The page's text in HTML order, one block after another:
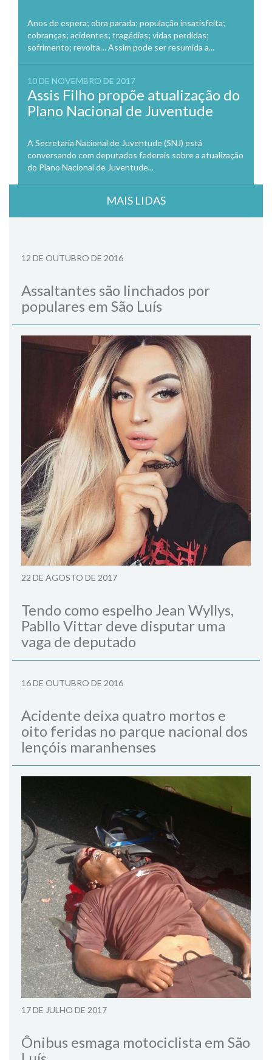
Anos de espera; obra parada; população insatisfeita;
cobranças; acidentes; tragédias; vidas perdidas;
sofrimento; revolta… Assim pode ser resumida a...
10 DE NOVEMBRO DE 2017
Assis Filho propõe atualização do
Plano Nacional de Juventude
A Secretaria Nacional de Juventude (SNJ) está
conversando com deputados federais sobre a atualização
do Plano Nacional de Juventude...
MAIS LIDAS
12 DE OUTUBRO DE 2016
Assaltantes são linchados por
populares em São Luís
22 DE AGOSTO DE 2017
Tendo como espelho Jean Wyllys,
Pabllo Vittar deve disputar uma
vaga de deputado
16 DE OUTUBRO DE 2016
Acidente deixa quatro mortos e
oito feridas no parque nacional dos
lençóis maranhenses
17 DE JULHO DE 2017
Ônibus esmaga motociclista em São